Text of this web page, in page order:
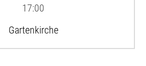
17:00
Gartenkirche